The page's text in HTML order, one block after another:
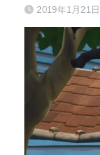
2019年1月21日